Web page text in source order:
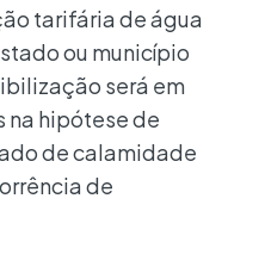
tarifária de água
ou município
será em
na hipótese de
de calamidade
de